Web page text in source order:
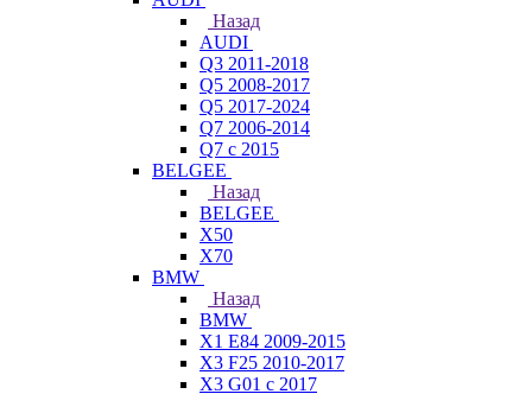
Назад
AUDI
Q3 2011-2018
Q5 2008-2017
Q5 2017-2024
Q7 2006-2014
Q7 с 2015
BELGEE
Назад
BELGEE
X50
X70
BMW
Назад
BMW
X1 E84 2009-2015
X3 F25 2010-2017
X3 G01 с 2017